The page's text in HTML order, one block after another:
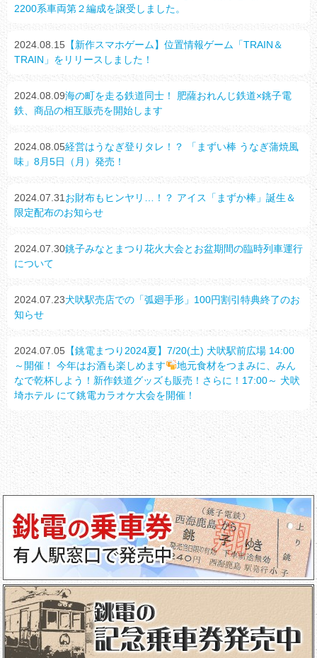
2200系車両第２編成を譲受しました。
2024.08.15 【新作スマホゲーム】位置情報ゲーム「TRAIN＆
TRAIN」をリリースしました！
2024.08.09海の町を走る鉄道同士！ 肥薩おれんじ鉄道×銚子電
鉄、商品の相互販売を開始します
2024.08.05経営はうなぎ登りタレ！？ 「まずい棒 うなぎ蒲焼風
味」8月5日（月）発売！
2024.07.31 お財布もヒンヤリ…！？ アイス「まずか棒」誕生＆
限定配布のお知らせ
2024.07.30銚子みなとまつり花火大会とお盆期間の臨時列車運行
について
2024.07.23犬吠駅売店での「弧廻手形」100円割引特典終了のお
知らせ
2024.07.05 【銚電まつり2024夏】7/20(土) 犬吠駅前広場 14:00
～開催！ 今年はお酒も楽しめます
地元食材をつまみに、みん
なで乾杯しよう！新作鉄道グッズも販売！さらに！17:00～ 犬吠
埼ホテル にて銚電カラオケ大会を開催！